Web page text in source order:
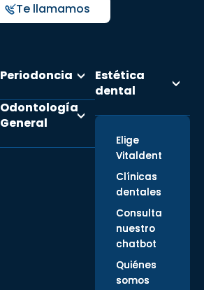
Te llamamos
Periodoncia
Odontología
General
Estética
dental
Elige
Vitaldent
Clínicas
dentales
Consulta
nuestro
chatbot
Quiénes
somos